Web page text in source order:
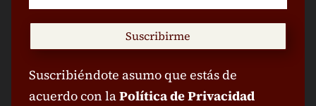
Suscribirme
Suscribiéndote asumo que estás de
acuerdo con laPolítica de Privacidad